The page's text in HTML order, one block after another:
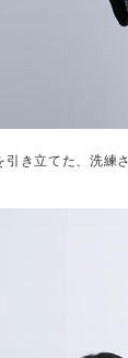
き立てた、洗練